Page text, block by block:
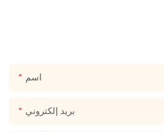
اسم
بريد إلكتروني